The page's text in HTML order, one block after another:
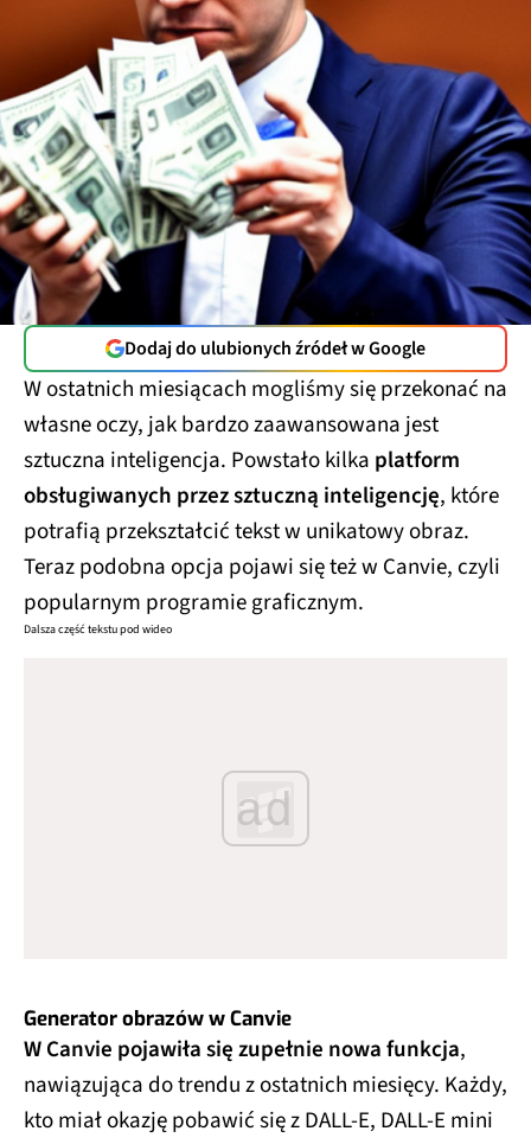
Dodaj do ulubionych źródeł w Google
W ostatnich miesiącach mogliśmy się przekonać na
własne oczy, jak bardzo zaawansowana jest
sztuczna inteligencja. Powstało kilka platform
obsługiwanych przez sztuczną inteligencję, które
potrafią przekształcić tekst w unikatowy obraz.
Teraz podobna opcja pojawi się też w Canvie, czyli
popularnym programie graficznym.
Dalsza część tekstu pod wideo
ad
Generator obrazów w Canvie
W Canvie pojawiła się zupełnie nowa funkcja,
nawiązująca do trendu z ostatnich miesięcy. Każdy,
kto miał okazję pobawić się z DALL-E, DALL-E mini